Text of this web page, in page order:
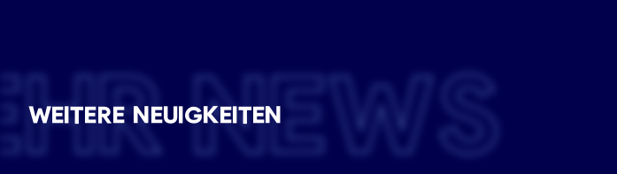
WEITERE NEUIGKEITENNEWS